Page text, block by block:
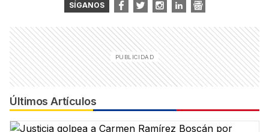
SÍGANOS
Últimos Artículos